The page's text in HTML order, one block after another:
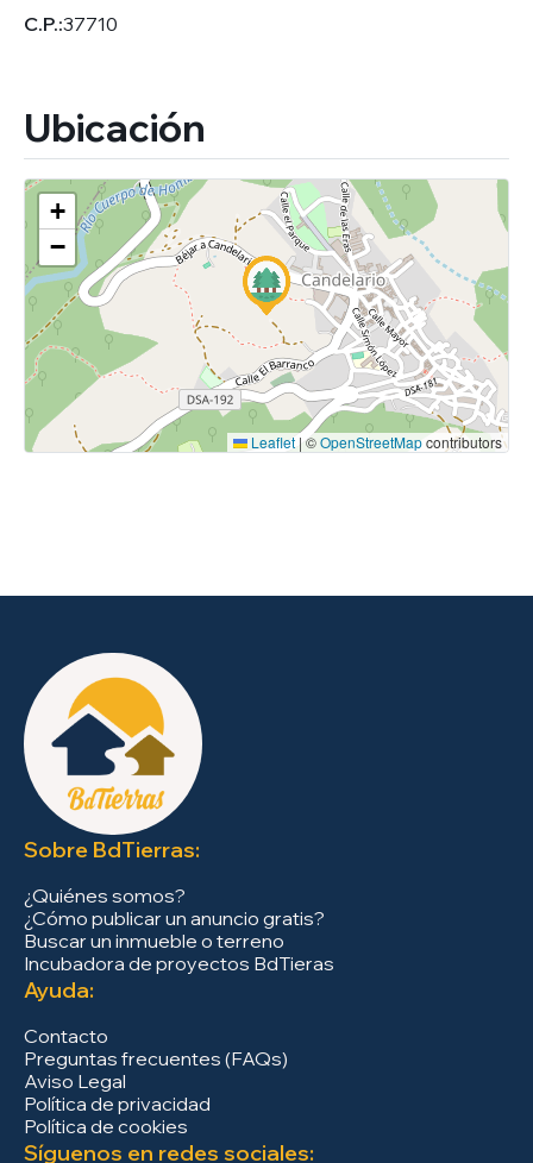
C.P.:37710
Ubicación
+
−
Leaflet | ©OpenStreetMapcontributors
Sobre BdTierras:
¿Quiénes somos?
¿Cómo publicar un anuncio gratis?
Buscar un inmueble o terreno
Incubadora de proyectos BdTieras
Ayuda:
Contacto
Preguntas frecuentes (FAQs)
Aviso Legal
Política de privacidad
Política de cookies
Síguenos en redes sociales: